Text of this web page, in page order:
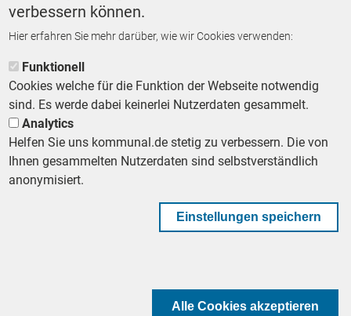
ZURÜCK ZUR STARTSEITE
Footer First Navigation
MESSE KOMMUNAL LESERSERVICE AGB DATENSCHUTZ
IMPRESSUM
KOMMUNALBESCHAFFUNG
Footer Second Navigation
verbessern können.
Hier erfahren Sie mehr darüber, wie wir Cookies verwenden:
Funktionell
Cookies welche für die Funktion der Webseite notwendig
sind. Es werde dabei keinerlei Nutzerdaten gesammelt.
Analytics
Helfen Sie uns kommunal.de stetig zu verbessern. Die von
Ihnen gesammelten Nutzerdaten sind selbstverständlich
anonymisiert.
Einstellungen speichern
Alle Cookies akzeptieren